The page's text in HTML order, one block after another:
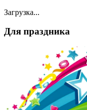
Загрузка...
Для праздника